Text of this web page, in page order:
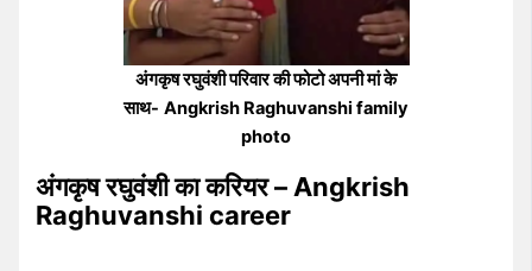
अंगकृष रघुवंशी परिवार की फोटो अपनी मां के
साथ- Angkrish Raghuvanshi family
photo
अंगकृष रघुवंशीका करियर – Angkrish
Raghuvanshi career